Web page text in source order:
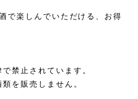
で楽しんでいただける、お得
禁止されています。
を販売しません。